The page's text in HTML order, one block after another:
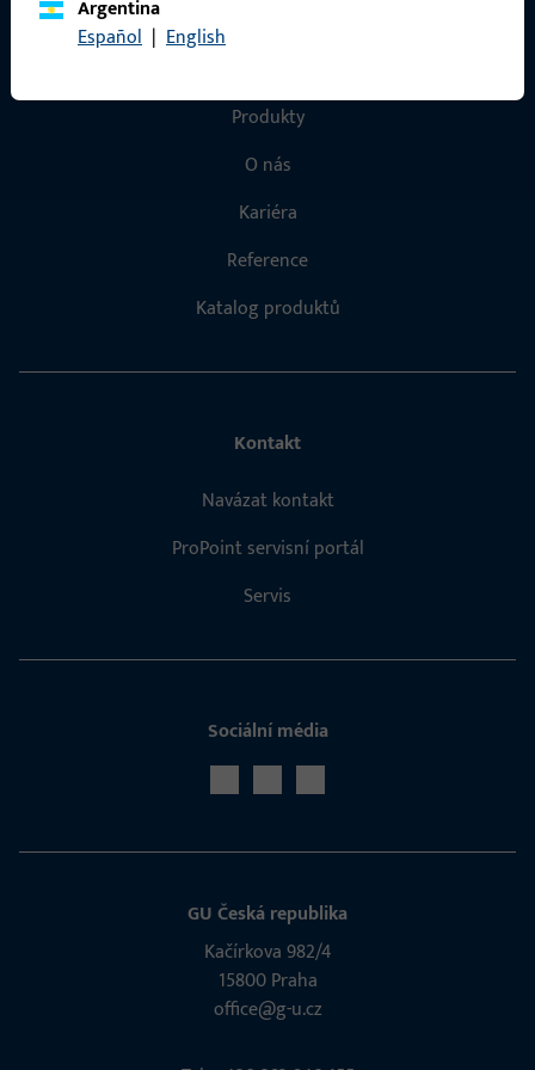
Argentina
Español | English
Produkty
O nás
Kariéra
Reference
Katalog produktů
Kontakt
Navázat kontakt
ProPoint servisní portál
Servis
Sociální média
GU Česká republika
Kačírkova 982/4
15800 Praha
office@g-u.cz